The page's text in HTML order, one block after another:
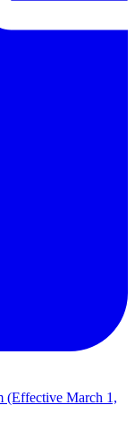
(Effective March 1,